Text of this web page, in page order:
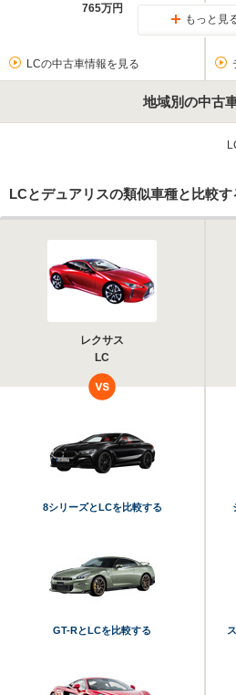
765万円
もっと見
LCの中古車情報を見る
地域別の中古
LCとデュアリスの類似車種と比較す
レクサス
LC
8シリーズとLCを比較する
GT-RとLCを比較する